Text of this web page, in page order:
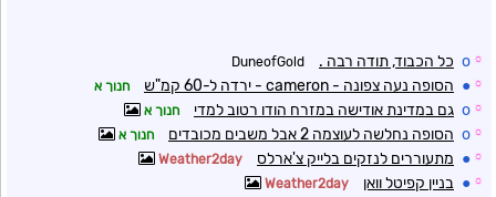
☼
o כל הכבוד, תודה רבה . DuneofGold
☼
● הסופה נעה צפונה - cameron - ירדה ל-60 קמ"ש חנוך א
☼
o גם במדינת אודישה במזרח הודו רטוב למדי חנוך א
☼
o הסופה נחלשה לעוצמה 2 אבל משבים מכובדים חנוך א
☼
● מתעוררים לנזקים בלייק צ'ארלס Weather2day
☼
● בניין קפיטל וואן Weather2day